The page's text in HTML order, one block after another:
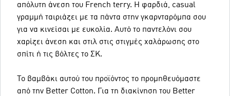
απόλυτη άνεση του French terry. Η φαρδιά, casual
γραμμή ταιριάζει με τα πάντα στην γκαρνταρόμπα σου
για να κινείσαι με ευκολία. Αυτό το παντελόνι σου
χαρίζει άνεση και στιλ στις στιγμές χαλάρωσης στο
σπίτι ή τις βόλτες το ΣΚ.
Το βαμβάκι αυτού του προϊόντος το προμηθευόμαστε
από την Better Cotton. Για τη διακίνηση του Better